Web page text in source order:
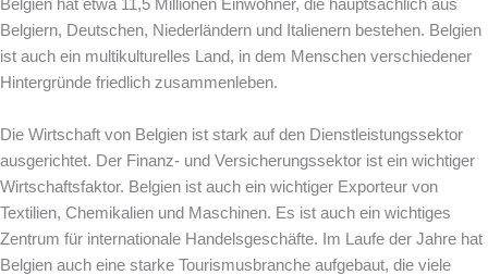
Belgien hat etwa 11,5 Millionen Einwohner, die hauptsächlich aus
Belgiern, Deutschen, Niederländern und Italienern bestehen. Belgien
ist auch ein multikulturelles Land, in dem Menschen verschiedener
Hintergründe friedlich zusammenleben.
Die Wirtschaft von Belgien ist stark auf den Dienstleistungssektor
ausgerichtet. Der Finanz- und Versicherungssektor ist ein wichtiger
Wirtschaftsfaktor. Belgien ist auch ein wichtiger Exporteur von
Textilien, Chemikalien und Maschinen. Es ist auch ein wichtiges
Zentrum für internationale Handelsgeschäfte. Im Laufe der Jahre hat
Belgien auch eine starke Tourismusbranche aufgebaut, die viele